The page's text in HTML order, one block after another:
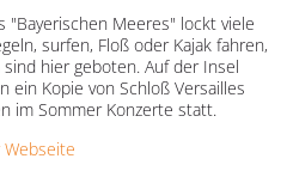
"Bayerischen Meeres" lockt viele
surfen, Floß oder Kajak fahren,
hier geboten. Auf der Insel
ein Kopie von Schloß Versailles
im Sommer Konzerte statt.
Webseite